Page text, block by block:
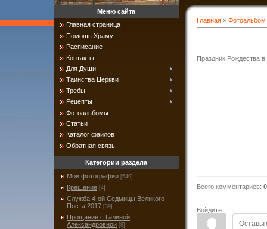
Главная » Фотоальбом
Праздник Рождества
Всего комментариев: 0
Войдите:
Меню сайта
Главная страница
Помощь Храму
Расписание
Контакты
Для Души
Таинства Церкви
Требы
Рецепты
Фотоальбомы
Статьи
Каталог файлов
Обратная связь
Категории раздела
Мои фотографии [549]
Крещение [4]
Служба 4-ой Седмицы Великого
Поста 2017 [39]
Прощание с Галиной
Александровной [8]